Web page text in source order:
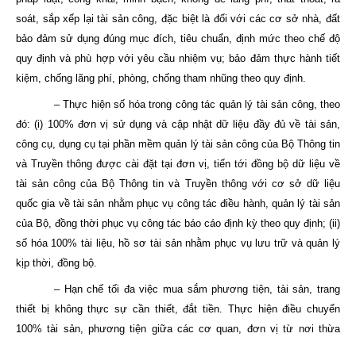
soát, sắp xếp lại tài sản công, đặc biệt là đối với các cơ sở nhà, đất
bảo đảm sử dụng đúng mục đích, tiêu chuẩn, định mức theo chế độ
quy định và phù hợp với yêu cầu nhiệm vụ; bảo đảm thực hành tiết
kiệm, chống lãng phí, phòng, chống tham nhũng theo quy định.
– Thực hiện số hóa trong công tác quản lý tài sản công, theo
đó: (i) 100% đơn vị sử dụng và cập nhật dữ liệu đầy đủ về tài sản,
công cụ, dụng cụ tại phần mềm quản lý tài sản công của Bộ Thông tin
và Truyền thông được cài đặt tại đơn vị, tiến tới đồng bộ dữ liệu về
tài sản công của Bộ Thông tin và Truyền thông với cơ sở dữ liệu
quốc gia về tài sản nhằm phục vụ công tác điều hành, quản lý tài sản
của Bộ, đồng thời phục vụ công tác báo cáo định kỳ theo quy định; (ii)
số hóa 100% tài liệu, hồ sơ tài sản nhằm phục vụ lưu trữ và quản lý
kịp thời, đồng bộ.
– Hạn chế tối đa việc mua sắm phương tiện, tài sản, trang
thiết bị không thực sự cần thiết, đắt tiền. Thực hiện điều chuyển
100% tài sản, phương tiện giữa các cơ quan, đơn vị từ nơi thừa